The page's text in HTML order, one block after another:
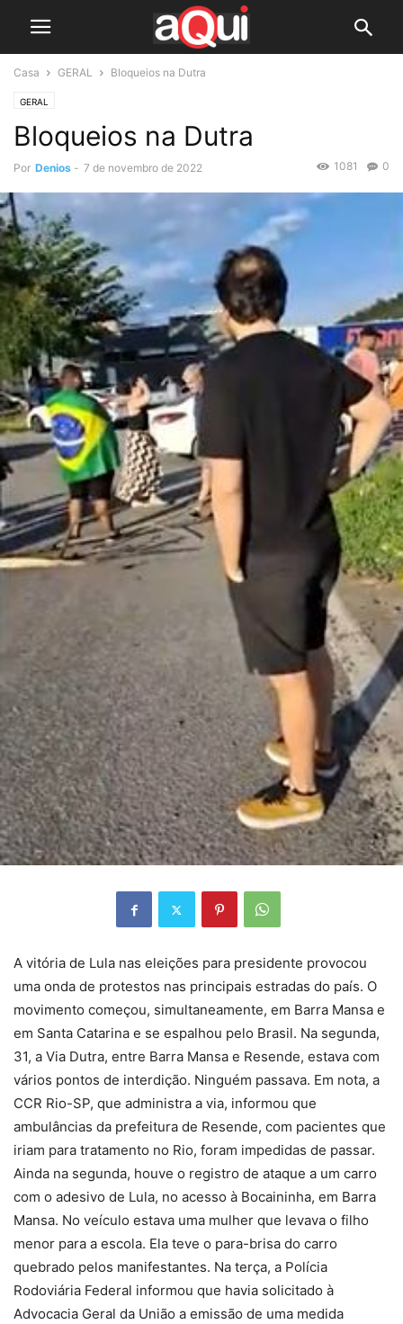
Casa GERAL Bloqueios na Dutra
GERAL
Bloqueios na Dutra
Por Denios - 7 de novembro de 2022 0
1081
A vitória de Lula nas eleições para presidente provocou
uma onda de protestos nas principais estradas do país. O
movimento começou, simultaneamente, em Barra Mansa e
em Santa Catarina e se espalhou pelo Brasil. Na segunda,
31, a Via Dutra, entre Barra Mansa e Resende, estava com
vários pontos de interdição. Ninguém passava. Em nota, a
CCR Rio-SP, que administra a via, informou que
ambulâncias da prefeitura de Resende, com pacientes que
iriam para tratamento no Rio, foram impedidas de passar.
Ainda na segunda, houve o registro de ataque a um carro
com o adesivo de Lula, no acesso à Bocaininha, em Barra
Mansa. No veículo estava uma mulher que levava o filho
menor para a escola. Ela teve o para-brisa do carro
quebrado pelos manifestantes. Na terça, a Polícia
Rodoviária Federal informou que havia solicitado à
Advocacia Geral da União a emissão de uma medida